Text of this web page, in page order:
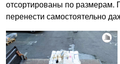
отсортированы по размерам.
перенести самостоятельно